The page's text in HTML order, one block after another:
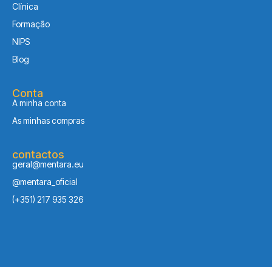
Clínica
Formação
NIPS
Blog
Conta
A minha conta
As minhas compras
contactos
geral@mentara.eu
@mentara_oficial
(+351) 217 935 326